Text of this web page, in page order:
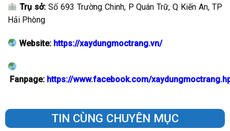
Trụ sở: Số 693 Trường Chinh, P Quán Trữ, Q Kiến An, TP
Hải Phòng
Website: https://xaydungmoctrang.vn/
Fanpage: https://www.facebook.com/
TIN CÙNG CHUYÊN MỤC